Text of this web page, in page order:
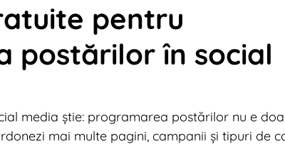
Digital News 2012 Digital News 2011
pentru
postărilor în social
media știe: programarea postărilor nu e
mai multe pagini, campanii și tipuri de